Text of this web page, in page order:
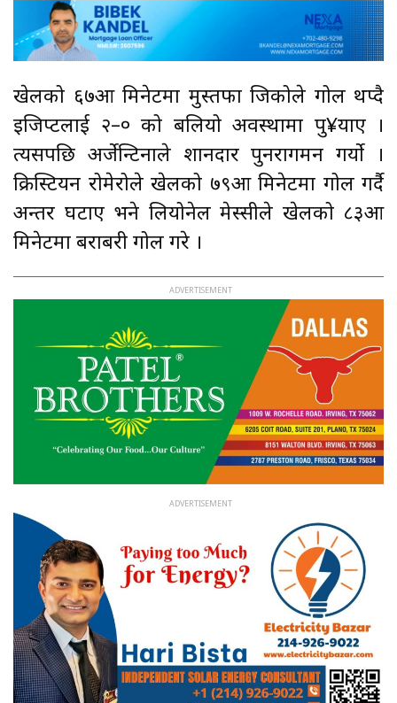
खेलको ६७औँ मिनेटमा मुस्तफा जिकोले गोल थप्दै
इजिप्टलाई २–० को बलियो अवस्थामा पु¥याए ।
त्यसपछि अर्जेन्टिनाले शानदार पुनरागमन गर्यो ।
क्रिस्टियन रोमेरोले खेलको ७९औँ मिनेटमा गोल गर्दै
अन्तर घटाए भने लियोनेल मेस्सीले खेलको ८३औँ
मिनेटमा बराबरी गोल गरे ।